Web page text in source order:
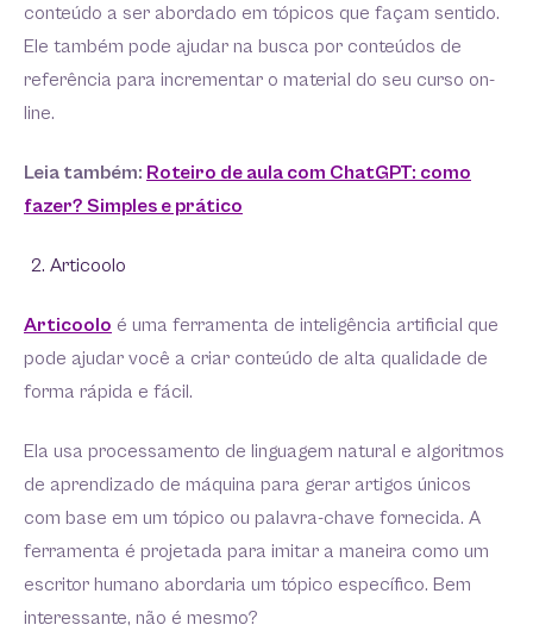
conteúdo a ser abordado em tópicos que façam sentido.
Ele também pode ajudar na busca por conteúdos de
referência para incrementar o material do seu curso on-
line.
Leia também: Roteiro de aula com ChatGPT: como
fazer? Simples e prático
Articoolo
Articoolo é uma ferramenta de inteligência artificial que
pode ajudar você a criar conteúdo de alta qualidade de
forma rápida e fácil.
Ela usa processamento de linguagem natural e algoritmos
de aprendizado de máquina para gerar artigos únicos
com base em um tópico ou palavra-chave fornecida. A
ferramenta é projetada para imitar a maneira como um
escritor humano abordaria um tópico específico. Bem
interessante, não é mesmo?